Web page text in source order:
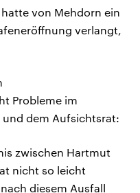
von Mehdorn ein
verlangt,
Probleme im
dem Aufsichtsrat:
zwischen Hartmut
nicht so leicht
diesem Ausfall